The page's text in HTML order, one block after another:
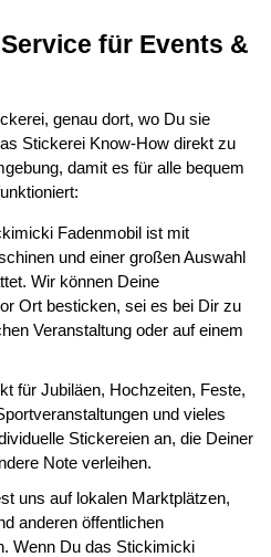
für Events &
genau dort, wo Du sie
Stickerei Know-How direkt zu
damit es für alle bequem
Fadenmobil ist mit
und einer großen Auswahl
Wir können Deine
Ort besticken, sei es bei Dir zu
Veranstaltung oder auf einem
für Jubiläen, Hochzeiten, Feste,
und vieles
Stickereien an, die Deiner
Note verleihen.
uns auf lokalen Marktplätzen,
anderen öffentlichen
Wenn Du das Stickimicki